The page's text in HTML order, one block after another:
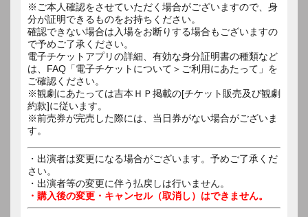
※ご本人確認をさせていただく場合がございますので、身
分が証明できるものをお持ちください。
確認できない場合は入場をお断りする場合もございますの
で予めご了承ください。
電子チケットアプリの詳細、有効な身分証明書の種類など
は、FAQ「電子チケットについて＞ご利用にあたって」を
ご確認ください。
※観劇にあたっては吉本ＨＰ掲載の[チケット販売及び観劇
約款]に従います。
※前売券が完売した際には、当日券がない場合がございま
す。
・出演者は変更になる場合がございます。予めご了承くだ
さい。
・出演者等の変更に伴う払戻しは行いません。
・購入後の変更・キャンセル（取消し）はできません。